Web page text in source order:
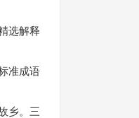
选解释
准成语
乡。三